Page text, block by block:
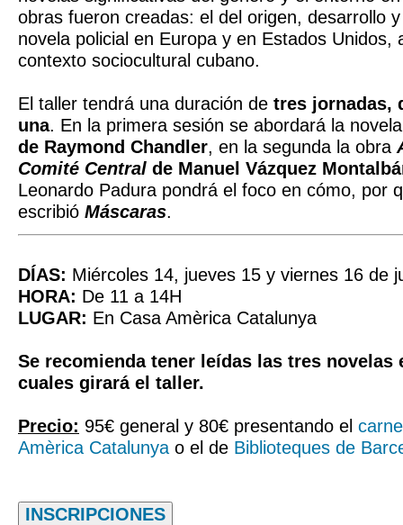
obras fueron creadas: el del origen, desarrollo
novela policial en Europa y en Estados Unidos,
contexto sociocultural cubano.
El taller tendrá una duración de tres jornadas,
una. En la primera sesión se abordará la
de Raymond Chandler, en la segunda la obra
Comité Central de Manuel Vázquez
Leonardo Padura pondrá el foco en cómo, por
escribió Máscaras.
DÍAS: Miércoles 14, jueves 15 y viernes 16 de
HORA: De 11 a 14H
LUGAR: En Casa Amèrica Catalunya
Se recomienda tener leídas las tres novelas
cuales girará el taller.
Precio: 95€ general y 80€ presentando el
Amèrica Catalunya o el de Biblioteques de
INSCRIPCIONES